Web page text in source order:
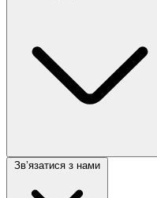
Звʼязатися з нами